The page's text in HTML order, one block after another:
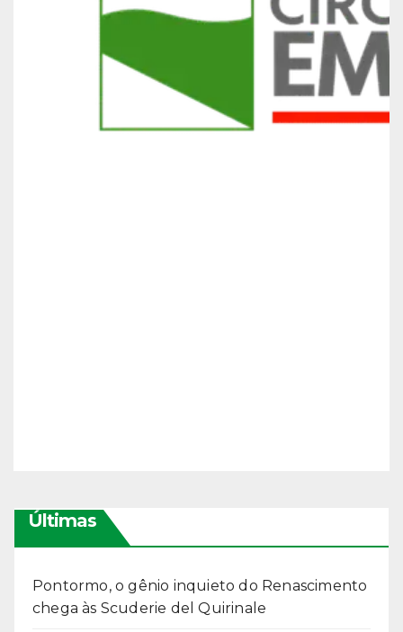
Últimas
Pontormo, o gênio inquieto do Renascimento
chega às Scuderie del Quirinale